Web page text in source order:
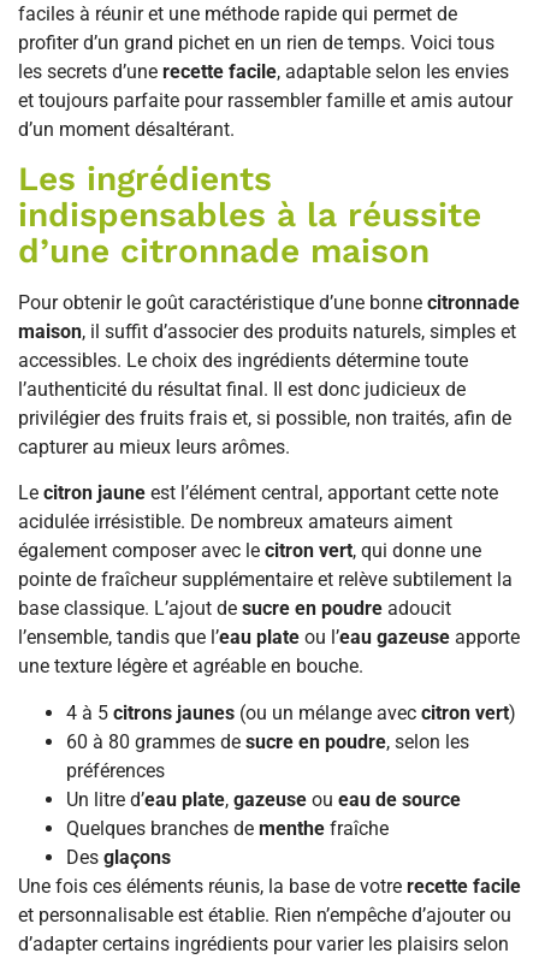
faciles à réunir et une méthode rapide qui permet de
profiter d’un grand pichet en un rien de temps. Voici tous
les secrets d’une recette facile, adaptable selon les envies
et toujours parfaite pour rassembler famille et amis autour
d’un moment désaltérant.
Les ingrédients
indispensables à la réussite
d’une citronnade maison
Pour obtenir le goût caractéristique d’une bonne citronnade
maison, il suffit d’associer des produits naturels, simples et
accessibles. Le choix des ingrédients détermine toute
l’authenticité du résultat final. Il est donc judicieux de
privilégier des fruits frais et, si possible, non traités, afin de
capturer au mieux leurs arômes.
Le citron jaune est l’élément central, apportant cette note
acidulée irrésistible. De nombreux amateurs aiment
également composer avec le citron vert, qui donne une
pointe de fraîcheur supplémentaire et relève subtilement la
base classique. L’ajout de sucre en poudre adoucit
l’ensemble, tandis que l’eau plate ou l’eau gazeuse apporte
une texture légère et agréable en bouche.
4 à 5 citrons jaunes (ou un mélange avec citron vert)
60 à 80 grammes de sucre en poudre, selon les
préférences
Un litre d’eau plate, gazeuse ou eau de source
Quelques branches de menthe fraîche
Des glaçons
Une fois ces éléments réunis, la base de votre recette facile
et personnalisable est établie. Rien n’empêche d’ajouter ou
d’adapter certains ingrédients pour varier les plaisirs selon